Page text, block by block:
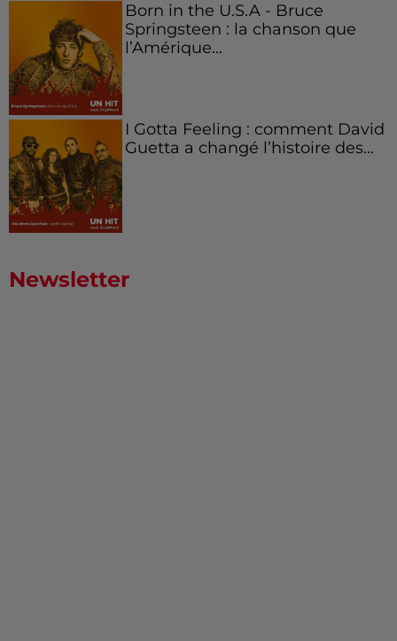
Born in the U.S.A - Bruce
Springsteen : la chanson que
l’Amérique...
I Gotta Feeling : comment David
Guetta a changé l’histoire des...
Newsletter